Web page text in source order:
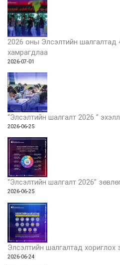
2026 оны Элсэлтийн шалгалтад
хамрагдлаа
2026-07-01
“Элсэлтийн шалгалт 2026 ”
2026-06-25
“Элсэлтийн шалгалт 2026”
2026-06-25
Элсэлтийн шалгалтад хориглох
2026-06-24